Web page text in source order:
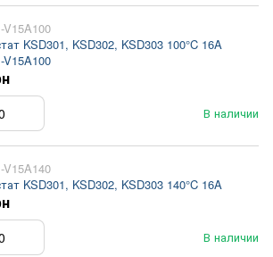
V15A100
KSD301, KSD302, KSD303 100°C 16A
V15A100
В наличии
V15A140
KSD301, KSD302, KSD303 140°C 16A
В наличии